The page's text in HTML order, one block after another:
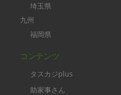
埼玉県
九州
福岡県
コンテンツ
タスカジplus
助家事さん